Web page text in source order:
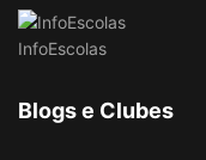
InfoEscolas
Blogs e Clubes